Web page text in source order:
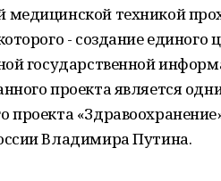
техникой
- создание
государственной
проекта является
проекта
Владимира Путина.